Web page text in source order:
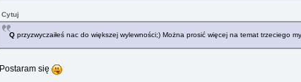
Cytuj
Qprzyzwyczaiłeś nac do większej wylewności;) Można prosić więcej na temat trzeciego
Postaram się